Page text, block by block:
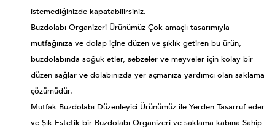
istemediğinizde kapatabilirsiniz.
Buzdolabı Organizeri Ürünümüz Çok amaçlı tasarımıyla
mutfağınıza ve dolap içine düzen ve şıklık getiren bu ürün,
buzdolabında soğuk etler, sebzeler ve meyveler için kolay bir
düzen sağlar ve dolabınızda yer açmanıza yardımcı olan saklama
çözümüdür.
Mutfak Buzdolabı Düzenleyici Ürünümüz ile Yerden Tasarruf eder
ve Şık Estetik bir Buzdolabı Organizeri ve saklama kabına Sahip